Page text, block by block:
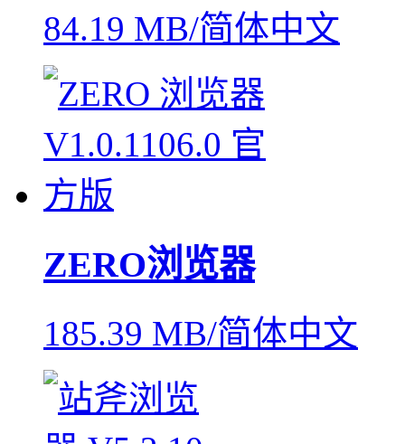
84.19 MB/简体中文
ZERO浏览器
185.39 MB/简体中文